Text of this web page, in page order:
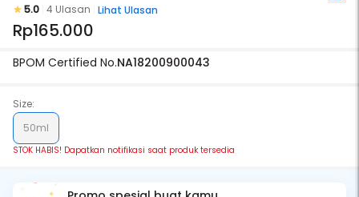
5.0 4 Ulasan Lihat Ulasan
Rp165.000
BPOM Certified No.NA18200900043
Size:
50ml
STOK HABIS! Dapatkan notifikasi saat produk tersedia